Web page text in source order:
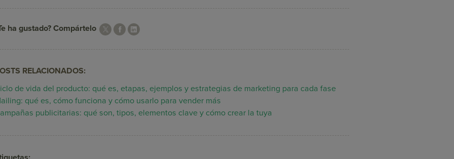
ha gustado? Compártelo
RELACIONADOS:
de vida del producto: qué es, etapas, ejemplos y estrategias de marketing para cada fase
qué es, cómo funciona y cómo usarlo para vender más
publicitarias: qué son, tipos, elementos clave y cómo crear la tuya